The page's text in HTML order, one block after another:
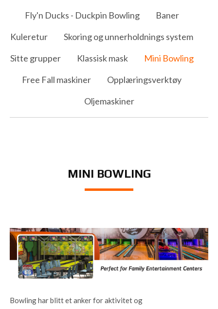
Fly'n Ducks - Duckpin Bowling
Baner
Kuleretur
Skoring og unnerholdnings system
Sitte grupper
Klassisk mask
Mini Bowling
Free Fall maskiner
Opplæringsverktøy
Oljemaskiner
MINI BOWLING
Bowling har blitt et anker for aktivitet og